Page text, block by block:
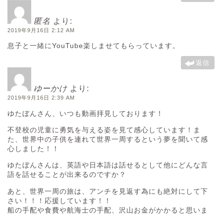
匿名 より:
2019年9月16日 2:12 AM
息子と一緒にYouTube楽しませてもらっています。
返信
ゆーかけ より:
2019年9月16日 2:39 AM
ゆたぼんさん、いつも動画拝見しております！
不登校の児童に勇気を与える姿を見て感心しています！ま
た、世界中の子供を連れて世界一周するという夢を聞いて感
心しました！！
ゆたぼんさんは、英語や日本語は話せるとして他にどんな言
語を話せることが出来るのですか？
あと、世界一周の旅は、アンチを見返す為にも絶対にして下
さい！！！応援しています！！
船の手配や食費や航海士の手配、沢山お金がかかると思いま